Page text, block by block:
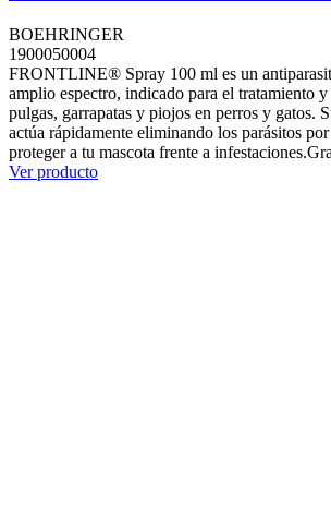
BOEHRINGER
1900050004
FRONTLINE® Spray 100 ml es un
amplio espectro, indicado para el tratamiento
pulgas, garrapatas y piojos en perros y gatos.
actúa rápidamente eliminando los parásitos
proteger a tu mascota frente a
Ver producto